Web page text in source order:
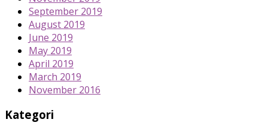
September 2019
August 2019
June 2019
May 2019
April 2019
March 2019
November 2016
Kategori